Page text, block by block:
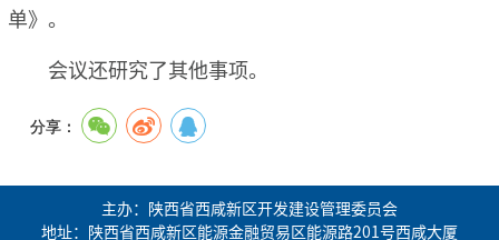
单》。
会议还研究了其他事项。
分享：
主办：陕西省西咸新区开发建设管理委员会
地址：陕西省西咸新区能源金融贸易区能源路201号西咸大厦